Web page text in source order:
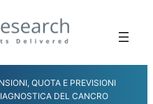
QUOTA E PREVISIONI
DEL CANCRO